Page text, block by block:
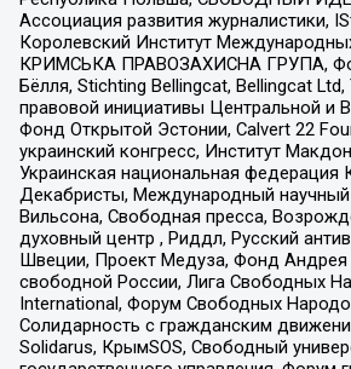
Ассоциация развития журналистики,
Королевский Институт
КРИМСЬКА ПРАВОЗАХИСНА ГРУПА,
Бёлля, Stichting Bellingcat, Bellingcat Ltd,
правовой инициативы Центральной и
Фонд Открытой Эстонии, Calvert 22
украинский конгресс, Институт
Украинская национальная федерация
Декабристы, Международный
Вильсона, Свободная пресса,
духовный центр , Риддл, Русский
Швеции, Проект Медуза, Фонд Андрея
свободной России, Лига Свободных
International, Форум Свободных
Солидарность с гражданским
Solidarus, КрымSOS, Свободный